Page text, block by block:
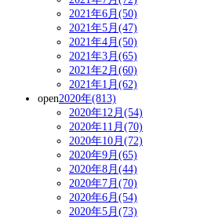
2021年6月(50)
2021年5月(47)
2021年4月(50)
2021年3月(65)
2021年2月(60)
2021年1月(62)
open2020年(813)
2020年12月(54)
2020年11月(70)
2020年10月(72)
2020年9月(65)
2020年8月(44)
2020年7月(70)
2020年6月(54)
2020年5月(73)